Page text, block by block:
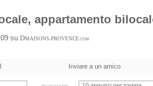
appartamento
su DMAISONS-PROVENCE.COM
Inviare a un amico